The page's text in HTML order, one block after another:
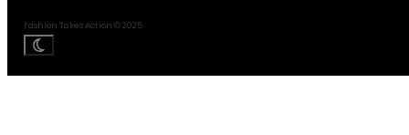
Fashion Takes Action © 2025